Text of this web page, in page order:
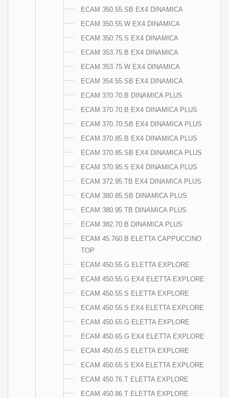
ECAM 350.55.SB EX4 DINAMICA
ECAM 350.55.W EX4 DINAMICA
ECAM 350.75.S EX4 DINAMICA
ECAM 353.75.B EX4 DINAMICA
ECAM 353.75.W EX4 DINAMICA
ECAM 354.55.SB EX4 DINAMICA
ECAM 370.70.B DINAMICA PLUS
ECAM 370.70.B EX4 DINAMICA PLUS
ECAM 370.70.SB EX4 DINAMICA PLUS
ECAM 370.85.B EX4 DINAMICA PLUS
ECAM 370.85.SB EX4 DINAMICA PLUS
ECAM 370.95.S EX4 DINAMICA PLUS
ECAM 372.95.TB EX4 DINAMICA PLUS
ECAM 380.85.SB DINAMICA PLUS
ECAM 380.95.TB DINAMICA PLUS
ECAM 382.70.B DINAMICA PLUS
ECAM 45.760.B ELETTA CAPPUCCINO
TOP
ECAM 450.55.G ELETTA EXPLORE
ECAM 450.55.G EX4 ELETTA EXPLORE
ECAM 450.55.S ELETTA EXPLORE
ECAM 450.55.S EX4 ELETTA EXPLORE
ECAM 450.65.G ELETTA EXPLORE
ECAM 450.65.G EX4 ELETTA EXPLORE
ECAM 450.65.S ELETTA EXPLORE
ECAM 450.65.S EX4 ELETTA EXPLORE
ECAM 450.76.T ELETTA EXPLORE
ECAM 450.86.T ELETTA EXPLORE